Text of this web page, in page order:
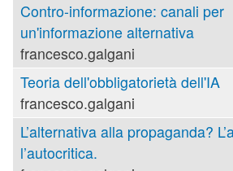
Contro-informazione: canali per
un'informazione alternativa
francesco.galgani
Teoria dell'obbligatorietà dell'IA
francesco.galgani
L’alternativa alla propaganda?
l’autocritica.